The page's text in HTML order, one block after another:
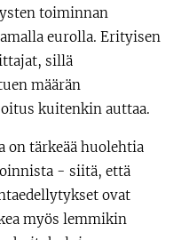
toiminnan
eurolla. Erityisen
sillä
määrän
kuitenkin auttaa.
tärkeää huolehtia
- siitä, että
ovat
myös lemmikin